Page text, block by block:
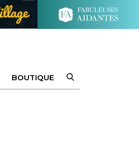
BOUTIQUE